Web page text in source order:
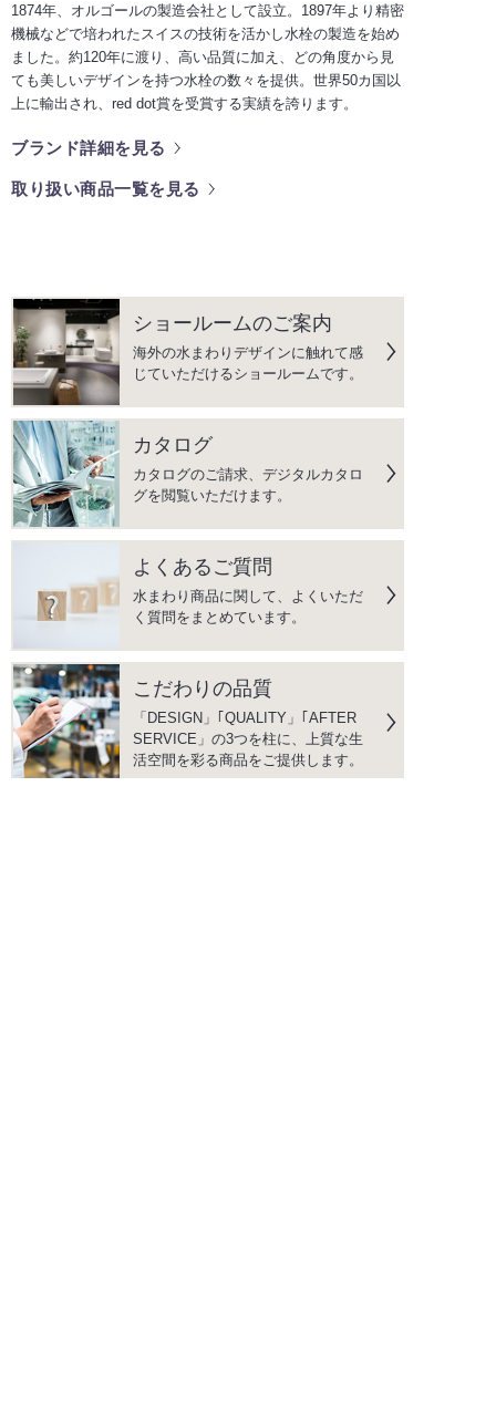
1874年、オルゴールの製造会社として設立。1897年より精密
機械などで培われたスイスの技術を活かし水栓の製造を始め
ました。約120年に渡り、高い品質に加え、どの角度から見
ても美しいデザインを持つ水栓の数々を提供。世界50カ国以
上に輸出され、red dot賞を受賞する実績を誇ります。
ブランド詳細を見る
取り扱い商品一覧を見る
ショールームのご案内
海外の水まわりデザインに触れて感
じていただけるショールームです。
カタログ
カタログのご請求、デジタルカタロ
グを閲覧いただけます。
よくあるご質問
水まわり商品に関して、よくいただ
く質問をまとめています。
こだわりの品質
「DESIGN」｢QUALITY」｢AFTER
SERVICE」の3つを柱に、上質な生
活空間を彩る商品をご提供します。